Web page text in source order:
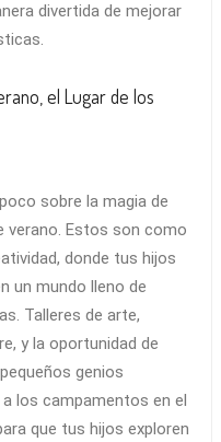
divertida de mejorar
el Lugar de los
sobre la magia de
verano. Estos son como
donde tus hijos
un mundo lleno de
Talleres de arte,
y la oportunidad de
genios
los campamentos en el
que tus hijos exploren